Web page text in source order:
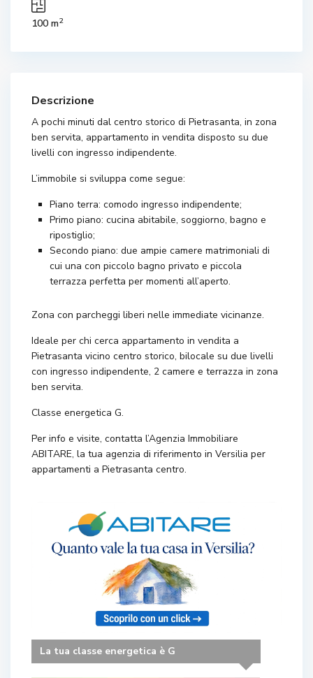
100 m2
Descrizione
A pochi minuti dal centro storico di Pietrasanta, in zona
ben servita, appartamento in vendita disposto su due
livelli con ingresso indipendente.
L’immobile si sviluppa come segue:
Piano terra: comodo ingresso indipendente;
Primo piano: cucina abitabile, soggiorno, bagno e
ripostiglio;
Secondo piano: due ampie camere matrimoniali di
cui una con piccolo bagno privato e piccola
terrazza perfetta per momenti all’aperto.
Zona con parcheggi liberi nelle immediate vicinanze.
Ideale per chi cerca appartamento in vendita a
Pietrasanta vicino centro storico, bilocale su due livelli
con ingresso indipendente, 2 camere e terrazza in zona
ben servita.
Classe energetica G.
Per info e visite, contatta l’Agenzia Immobiliare
ABITARE, la tua agenzia di riferimento in Versilia per
appartamenti a Pietrasanta centro.
La tua classe energetica è G